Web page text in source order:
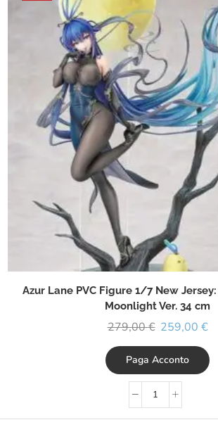
Azur Lane PVC Figure 1/7 New
Moonlight Ver. 34 cm
279,00€ 259,00 €
Paga Acconto